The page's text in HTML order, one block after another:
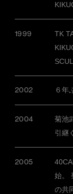
1999
TK
2002 ６年
2004
菊池
引継
2005
始。
の共